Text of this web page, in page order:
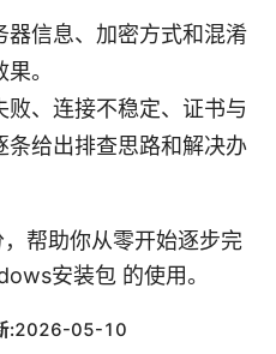
器信息、加密方式和混淆
。
败、连接不稳定、证书与
条给出排查思路和解决办
帮助你从零开始逐步完
安装包 的使用。
:2026-05-10